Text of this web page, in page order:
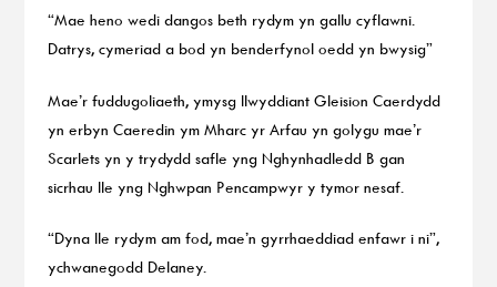
“Mae heno wedi dangos beth rydym yn gallu cyflawni.
Datrys, cymeriad a bod yn benderfynol oedd yn bwysig”
Mae’r fuddugoliaeth, ymysg llwyddiant Gleision Caerdydd
yn erbyn Caeredin ym Mharc yr Arfau yn golygu mae’r
Scarlets yn y trydydd safle yng Nghynhadledd B gan
sicrhau lle yng Nghwpan Pencampwyr y tymor nesaf.
“Dyna lle rydym am fod, mae’n gyrrhaeddiad enfawr i ni”,
ychwanegodd Delaney.